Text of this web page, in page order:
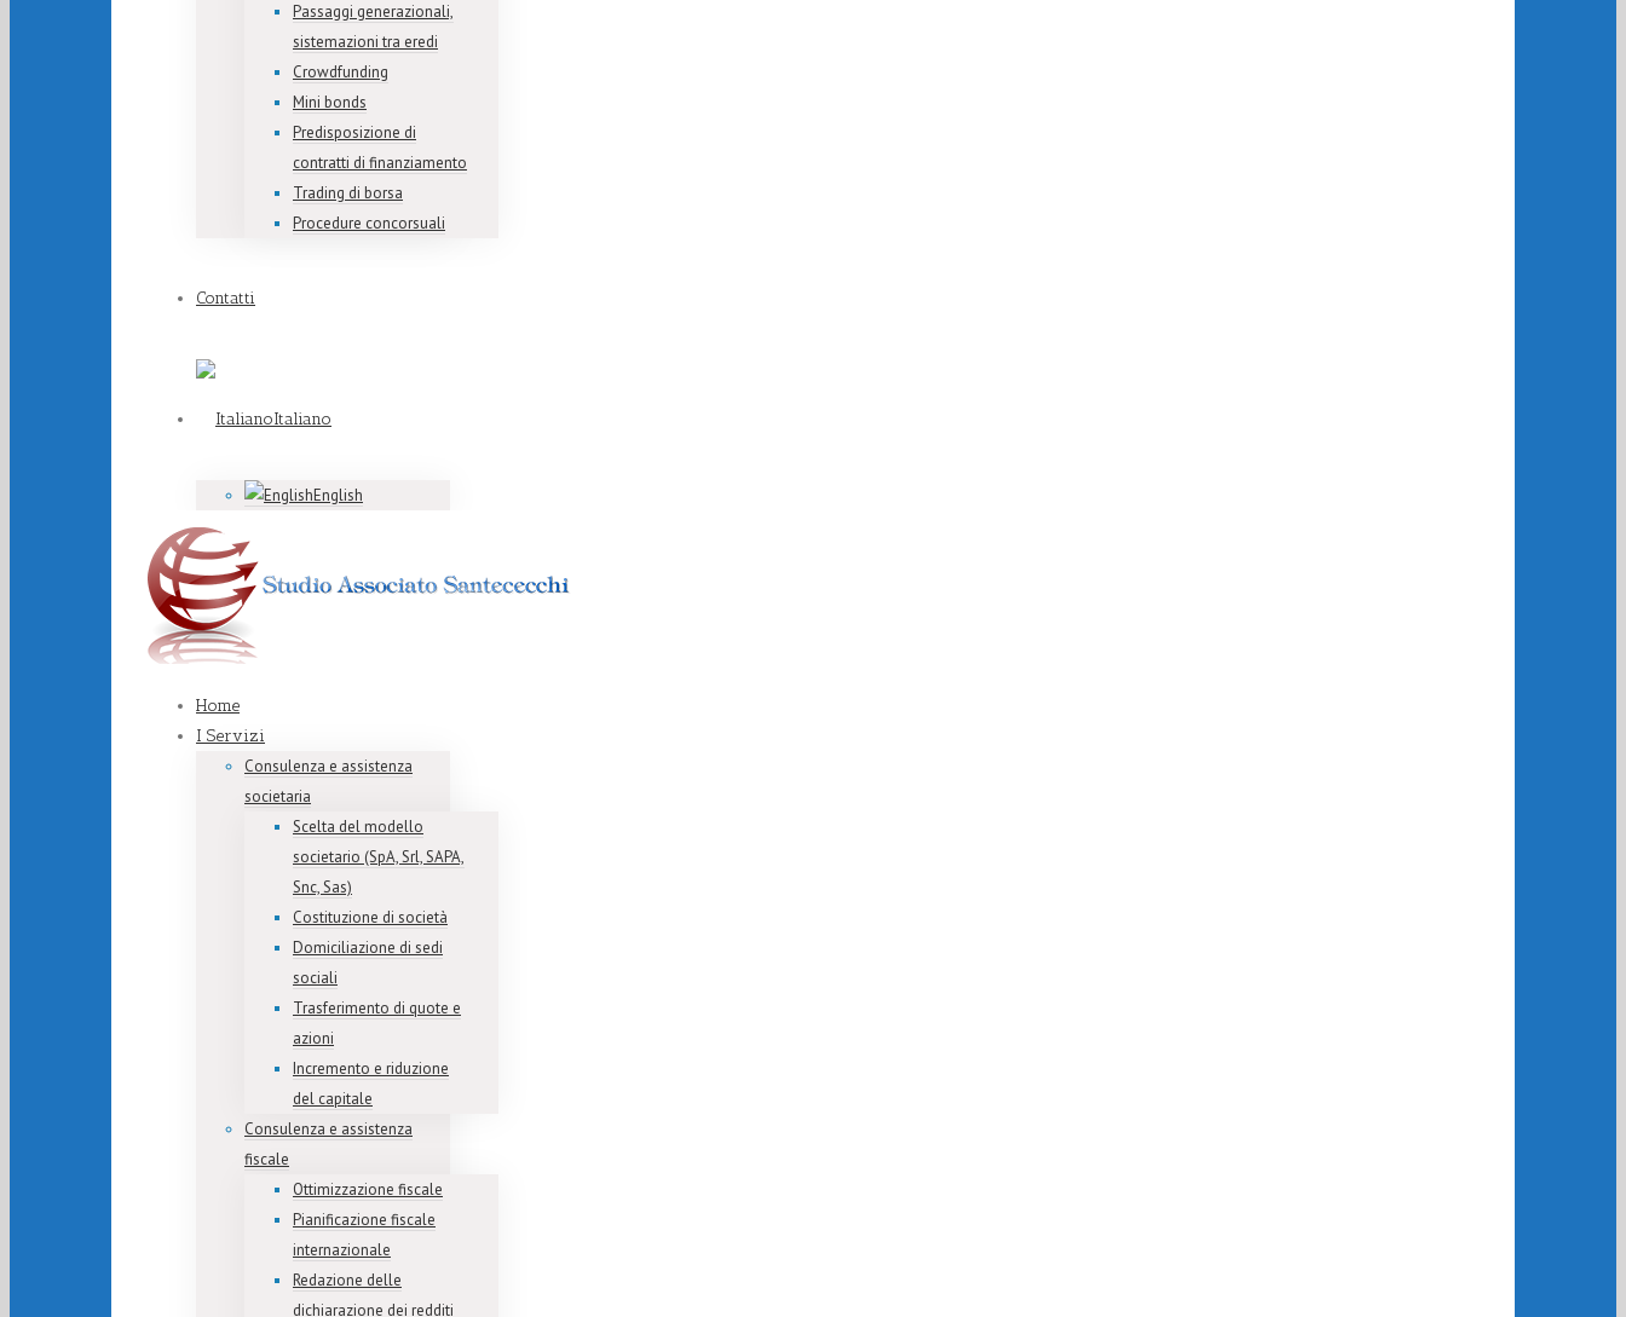
Passaggi generazionali,
sistemazioni tra eredi
Crowdfunding
Mini bonds
Predisposizione di
contratti di finanziamento
Trading di borsa
Procedure concorsuali
Contatti
Italiano
English
Home
I Servizi
Consulenza e assistenza
societaria
Scelta del modello
societario (SpA, Srl, SAPA,
Snc, Sas)
Costituzione di società
Domiciliazione di sedi
sociali
Trasferimento di quote e
azioni
Incremento e riduzione
del capitale
Consulenza e assistenza
fiscale
Ottimizzazione fiscale
Pianificazione fiscale
internazionale
Redazione delle
dichiarazione dei redditi